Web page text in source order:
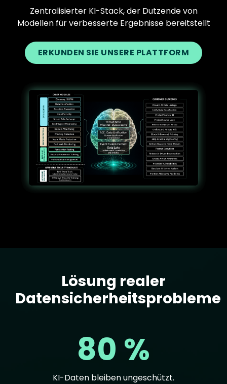
Zentralisierter KI-Stack, der Dutzende von
Modellen für verbesserte Ergebnisse bereitstellt
ERKUNDEN SIE UNSERE PLATTFORM
Lösung realer
Datensicherheitsprobleme
80 %
KI-Daten bleiben ungeschützt.